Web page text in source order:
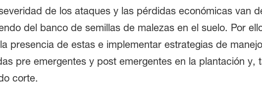
de los ataques y las pérdidas económicas van
del banco de semillas de malezas en el suelo. Por
presencia de estas e implementar estrategias de
pre emergentes y post emergentes en la plantación y,
corte.